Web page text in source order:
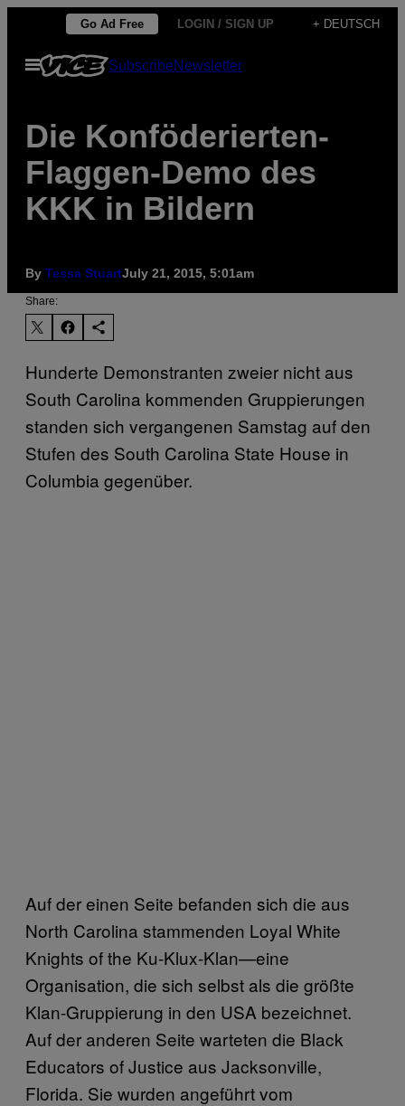
content
Go Ad Free LOGIN / SIGN UP + DEUTSCH
Open
Menu
SubscribeNewsletter
Die Konföderierten-
Flaggen-Demo des
KKK in Bildern
By Tessa StuartJuly 21, 2015, 5:01am
Share:
Hunderte Demonstranten zweier nicht aus
South Carolina kommenden Gruppierungen
standen sich vergangenen Samstag auf den
Stufen des South Carolina State House in
Columbia gegenüber.
Auf der einen Seite befanden sich die aus
North Carolina stammenden Loyal White
Knights of the Ku-Klux-Klan—eine
Organisation, die sich selbst als die größte
Klan-Gruppierung in den USA bezeichnet.
Auf der anderen Seite warteten die Black
Educators of Justice aus Jacksonville,
Florida. Sie wurden angeführt vom